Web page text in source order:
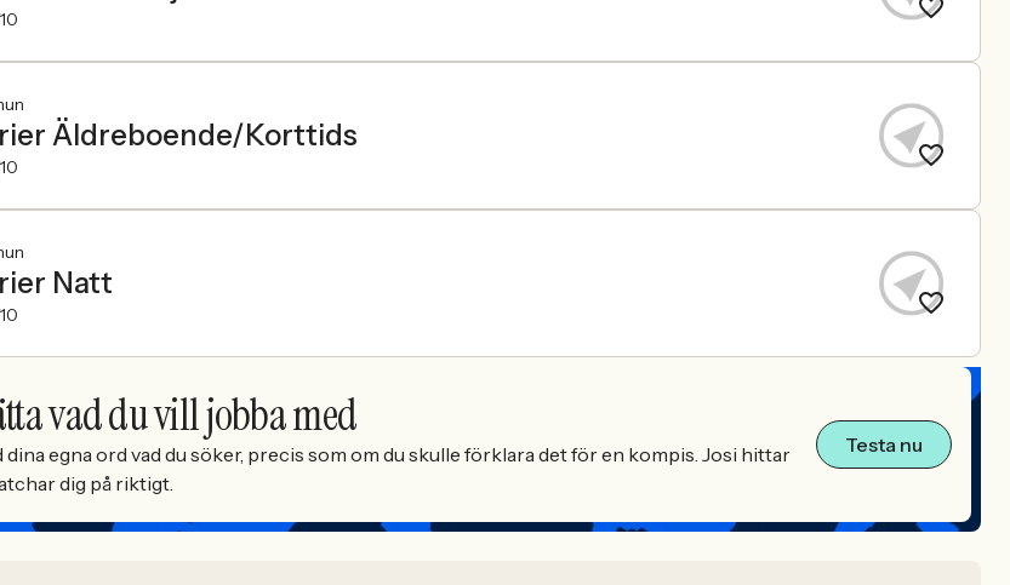
Äldreboende/Korttids
Natt
vad du vill jobba med
dina egna ord vad du söker, precis som om du skulle förklara det för en kompis. Josi hittar
dig på riktigt.
Testa nu